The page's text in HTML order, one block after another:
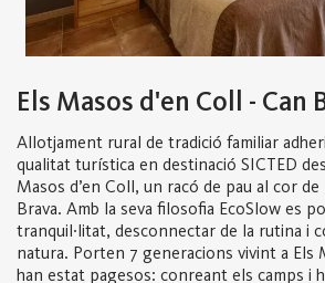
Els Masos d'en Coll - Can
Allotjament rural de tradició familiar
qualitat turística en destinació SICTED
Masos d’en Coll, un racó de pau al cor de
Brava. Amb la seva filosofia EcoSlow es
tranquil·litat, desconnectar de la rutina i
natura. Porten 7 generacions vivint a Els
han estat pagesos: conreant els camps i